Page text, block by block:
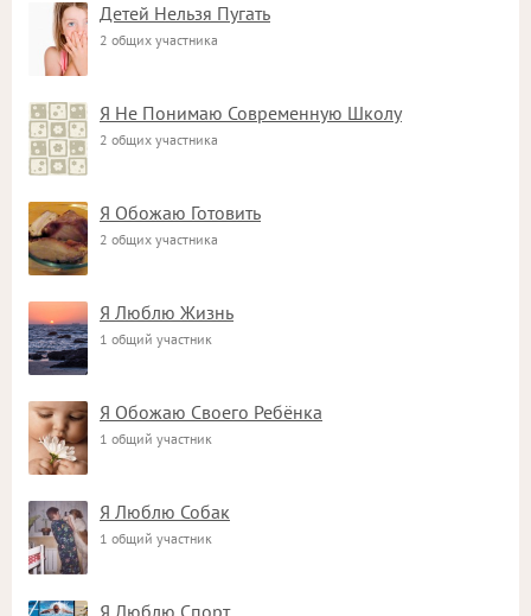
Детей Нельзя Пугать
2 общих участника
Я Не Понимаю Современную Школу
2 общих участника
Я Обожаю Готовить
2 общих участника
Я Люблю Жизнь
1 общий участник
Я Обожаю Своего Ребёнка
1 общий участник
Я Люблю Собак
1 общий участник
Я Люблю Спорт